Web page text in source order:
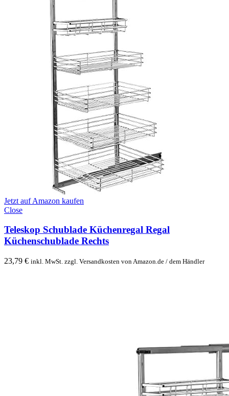
Jetzt auf Amazon kaufen
Close
Teleskop Schublade Küchenregal Regal
Küchenschublade Rechts
23,79 € inkl. MwSt. zzgl. Versandkosten von Amazon.de / dem Händler